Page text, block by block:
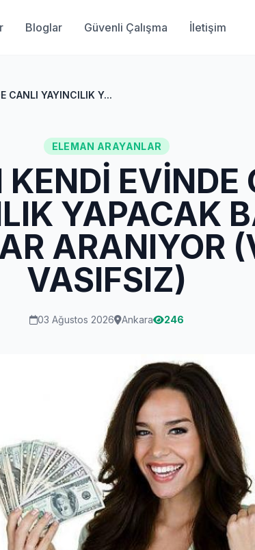
Bloglar Güvenli Çalışma İletişim
CANLI YAYINCILIK Y...
ELEMAN ARAYANLAR
KENDİ EVİNDE
YAPACAK
ARANIYOR
VASIFSIZ)
03 Ağustos 2026 Ankara 246